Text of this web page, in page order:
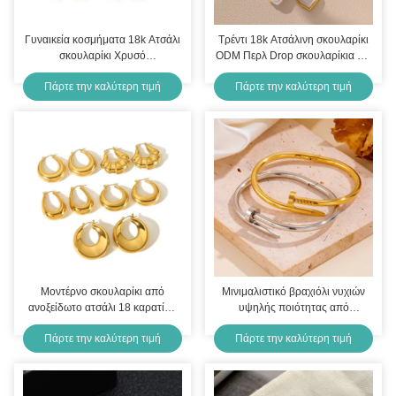
Γυναικεία κοσμήματα 18k Ατσάλι
σκουλαρίκι Χρυσό
επιχρυσωμένο σκουλαρίκια
Hoop
Πάρτε την καλύτερη τιμή
Τρέντι 18k Ατσάλινη σκουλαρίκι
ODM Περλ Drop σκουλαρίκια για
κορίτσια
Πάρτε την καλύτερη τιμή
Μοντέρνο σκουλαρίκι από
ανοξείδωτο ατσάλι 18 καρατίων
30mm 9g Χρυσό σκουλαρίκι
από ανοξείδωτο ατσάλι
Πάρτε την καλύτερη τιμή
Μινιμαλιστικό βραχιόλι νυχιών
υψηλής ποιότητας από
ανοξείδωτο χάλυβα
Πάρτε την καλύτερη τιμή